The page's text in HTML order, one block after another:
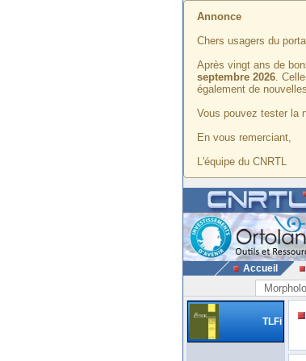
Annonce
Chers usagers du
Après vingt ans de
septembre 2026.
également de
Vous pouvez tester la
En vous remerciant,
L'équipe du CNRTL
Accueil
TLFi